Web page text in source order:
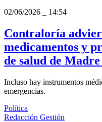
02/06/2026
14:54
Contraloría
medicamentos y
de salud de
Incluso hay instrumentos
emergencias.
Política
Redacción Gestión